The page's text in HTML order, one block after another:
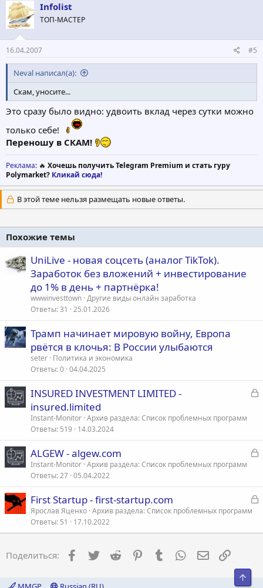
Infolist
ТОП-МАСТЕР
16.04.2007 #5
Neval написал(а):
Скам, уносите...
Это сразу было видно: удвоить вклад через сутки можно
только себе!
Переношу в СКАМ!
Реклама: 🔥 Хочешь получить Telegram Premium и стать гуру
Polymarket? Кликай сюда!
В этой теме нельзя размещать новые ответы.
Похожие темы
UniLive - новая соцсеть (аналог TikTok).
Заработок без вложений + инвестирование
до 1% в день + партнёрка!
wwwinvesttown Другие виды онлайн заработка
Ответы 31 25.01.2026
Трамп начинает мировую войну, Европа
рвётся в клочья: В России улыбаются
seter Политика и экономика
Ответы 0 04.04.2025
З
т
INSURED INVESTMENT LIMITED -
insured.limited
Instant-Monitor Архив раздела: Список проблемных программ
Ответы 519 14.03.2024
З
ALGEW - algew.com
Instant-Monitor Архив раздела: Список проблемных программ
Ответы 27 05.04.2022
З
р
First Startup - first-startup.com
Ярослав Яценко Архив раздела: Список проблемных программ
Ответы 51 17.10.2022
Поделиться: Facebook
Twitter Reddit PinterestTumblr WhatsApp